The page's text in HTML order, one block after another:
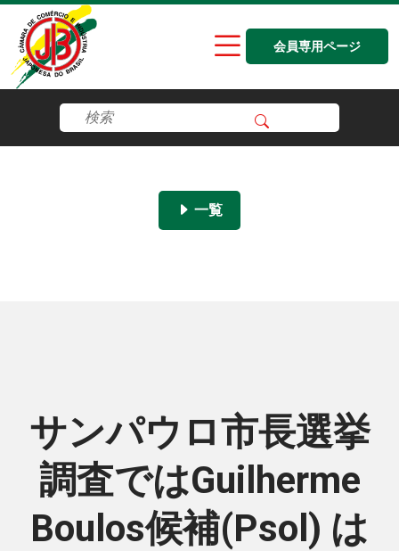
会員専用ページ
一覧
サンパウロ市長選挙
調査ではGuilherme
Boulos候補(Psol) は